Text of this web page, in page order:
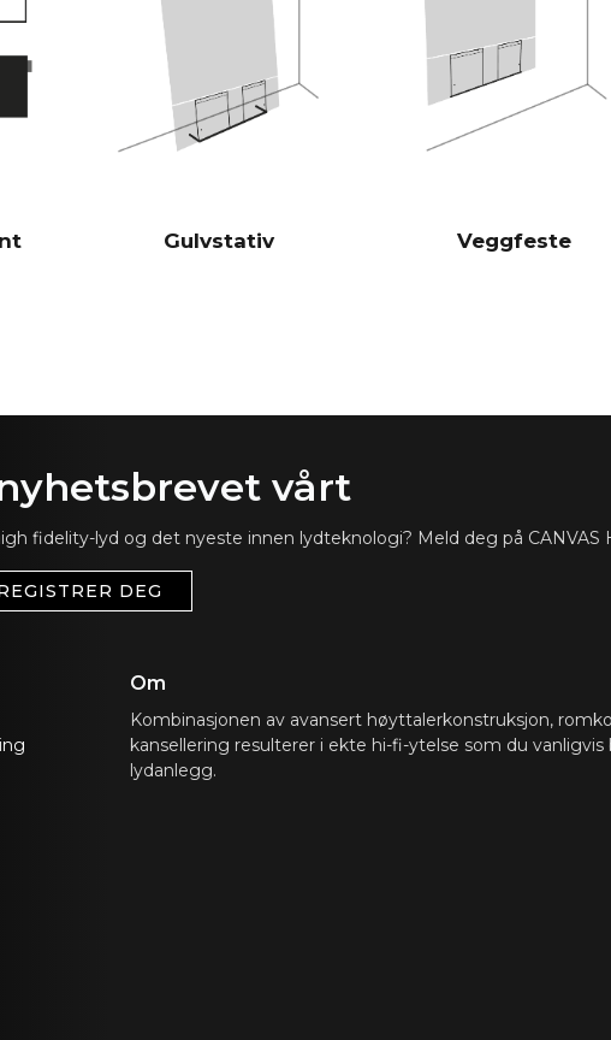
FREKVENSRESPONS
SIGNAL/STØY-FORHOLD
TILKOBLING
Gulvstativ Veggfeste
vårt
fidelity-lyd og det nyeste innen lydteknologi? Meld deg på
DEG
Om
Kombinasjonen av avansert høyttalerkonstruksjon,
kansellering resulterer i ekte hi-fi-ytelse som du vanligvis
lydanlegg.